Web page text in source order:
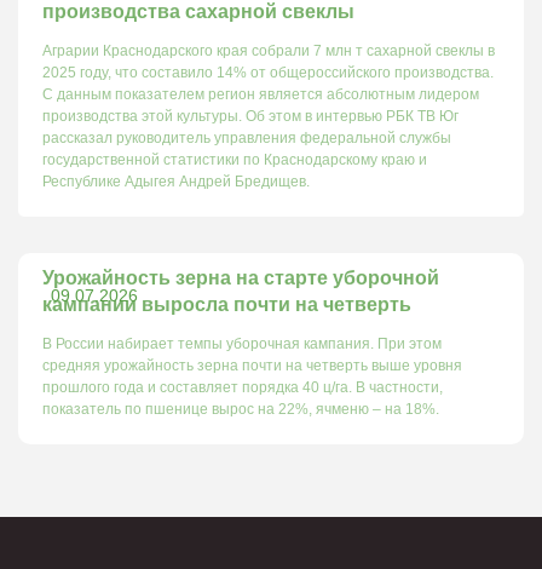
производства сахарной свеклы
Аграрии Краснодарского края собрали 7 млн т сахарной свеклы в
2025 году, что составило 14% от общероссийского производства.
С данным показателем регион является абсолютным лидером
производства этой культуры. Об этом в интервью РБК ТВ Юг
рассказал руководитель управления федеральной службы
государственной статистики по Краснодарскому краю и
Республике Адыгея Андрей Бредищев.
09.07.2026
Урожайность зерна на старте уборочной
кампании выросла почти на четверть
В России набирает темпы уборочная кампания. При этом
средняя урожайность зерна почти на четверть выше уровня
прошлого года и составляет порядка 40 ц/га. В частности,
показатель по пшенице вырос на 22%, ячменю – на 18%.